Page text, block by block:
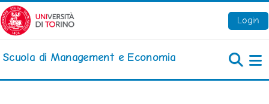
Vai al contenuto principale
Login
Scuola di Management e Economia